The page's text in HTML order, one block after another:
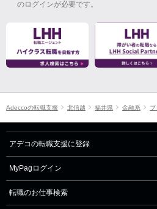
のログインが必要です。
Adeccoの転職支援 北信越 福井県 金融系
アデコの転職支援に登録
MyPagログイン
転職のお仕事検索